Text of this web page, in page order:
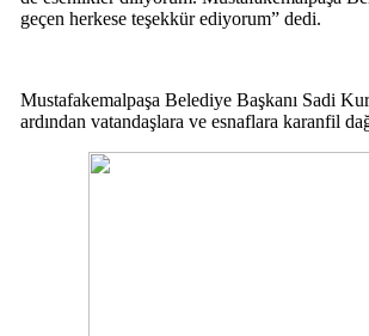
geçen herkese teşekkür ediyorum” dedi.
Mustafakemalpaşa Belediye Başkanı Sadi
ardından vatandaşlara ve esnaflara karanfil